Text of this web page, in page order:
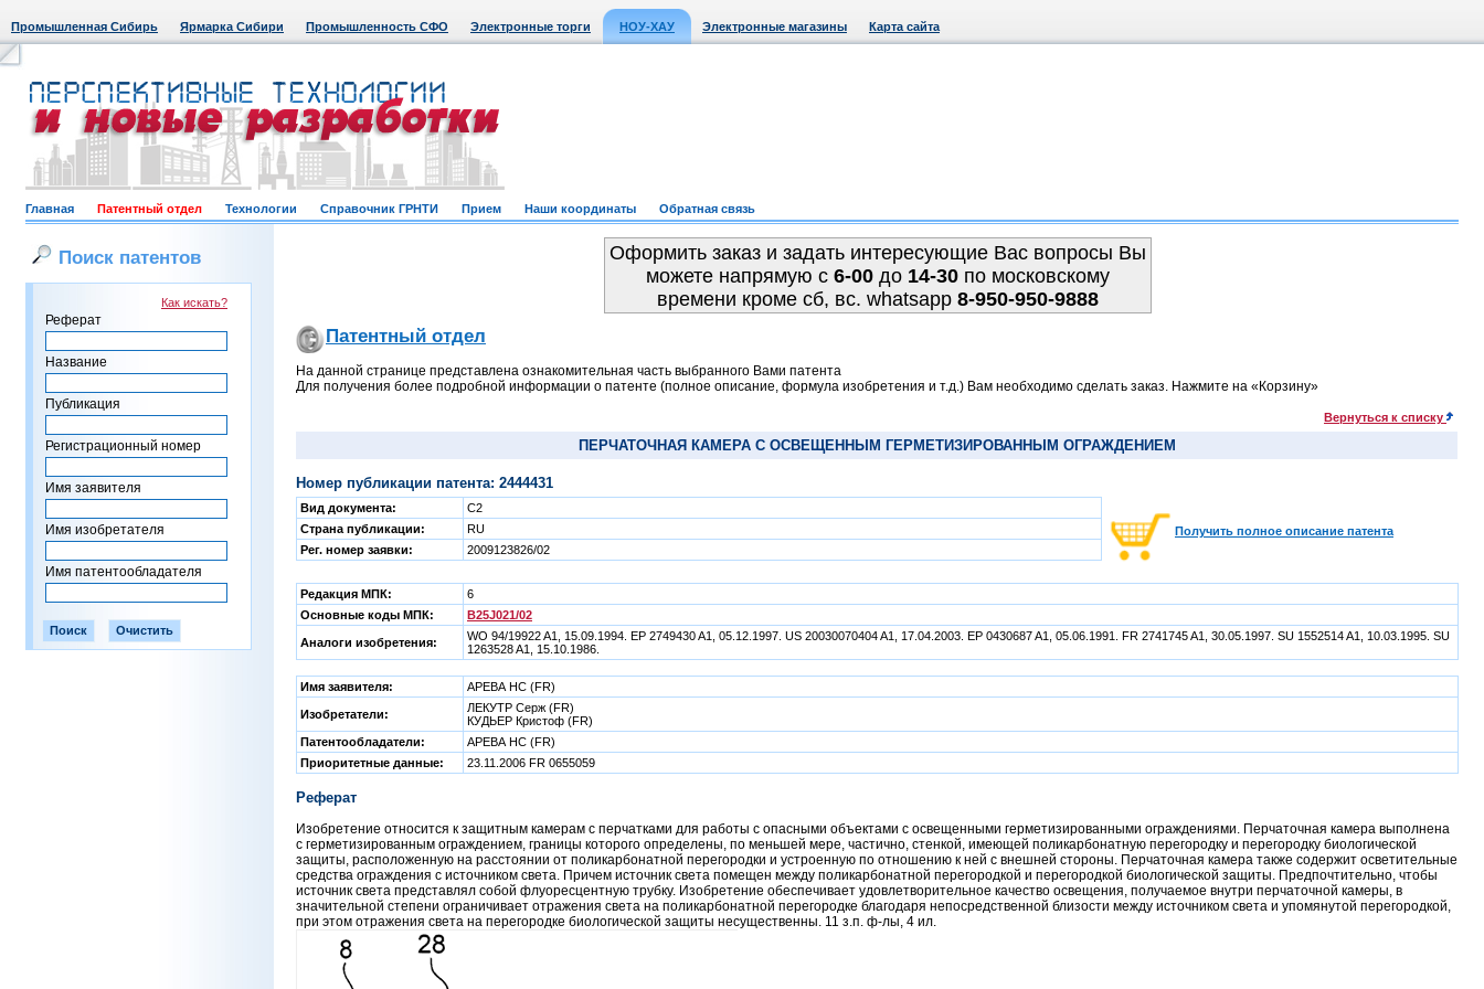
Промышленная Сибирь Ярмарка Сибири Промышленность СФО Электронные торги НОУ-ХАУ Электронные магазины Карта сайта
Главная Патентный отдел Технологии Справочник ГРНТИ Прием Наши координаты Обратная связь
Поиск патентов
Как искать?
Реферат
Название
Публикация
Регистрационный номер
Имя заявителя
Имя изобретателя
Имя патентообладателя
Оформить заказ и задать интересующие Вас вопросы Вы
можете напрямую c 6-00до 14-30по московскому
времени кроме сб, вс. whatsapp 8-950-950-9888
Патентный отдел
На данной странице представлена ознакомительная часть выбранного Вами патента
Для получения более подробной информации о патенте (полное описание, формула изобретения и т.д.) Вам необходимо сделать заказ. Нажмите на «Корзину»
Вернуться к списку
ПЕРЧАТОЧНАЯ КАМЕРА С ОСВЕЩЕННЫМ ГЕРМЕТИЗИРОВАННЫМ ОГРАЖДЕНИЕМ
Номер публикации патента: 2444431
Вид документа:
C2
Страна публикации:
RU
Рег. номер заявки:
2009123826/02
Получить полное описание патента
Редакция МПК:
6
Основные коды МПК:
B25J021/02
Аналоги изобретения:
WO 94/19922 A1, 15.09.1994. EP 2749430 A1, 05.12.1997. US 20030070404 A1, 17.04.2003. EP 0430687 A1, 05.06.1991. FR 2741745 A1, 30.05.1997. SU 1552514 A1, 10.03.1995. SU
1263528 A1, 15.10.1986.
Имя заявителя: АРЕВА НС (FR)
Изобретатели:
ЛЕКУТР Серж (FR)
КУДЬЕР Кристоф (FR)
Патентообладатели:
АРЕВА НС (FR)
Приоритетные данные:
23.11.2006 FR 0655059
Реферат
Изобретение относится к защитным камерам с перчатками для работы с опасными объектами с освещенными герметизированными ограждениями. Перчаточная камера выполнена
с герметизированным ограждением, границы которого определены, по меньшей мере, частично, стенкой, имеющей поликарбонатную перегородку и перегородку биологической
защиты, расположенную на расстоянии от поликарбонатной перегородки и устроенную по отношению к ней с внешней стороны. Перчаточная камера также содержит осветительные
средства ограждения с источником света. Причем источник света помещен между поликарбонатной перегородкой и перегородкой биологической защиты. Предпочтительно, чтобы
источник света представлял собой флуоресцентную трубку. Изобретение обеспечивает удовлетворительное качество освещения, получаемое внутри перчаточной камеры, в
значительной степени ограничивает отражения света на поликарбонатной перегородке благодаря непосредственной близости между источником света и упомянутой перегородкой,
при этом отражения света на перегородке биологической защиты несущественны. 11 з.п. ф-лы, 4 ил.